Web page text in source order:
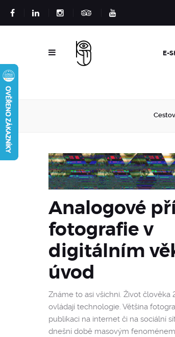
E-
Analogové
fotografie v
digitálním
úvod
Známe to asi všichni. Život člověka
ovládají technologie. Většina
publikaci na internet či na sociální
dnešní době masovým